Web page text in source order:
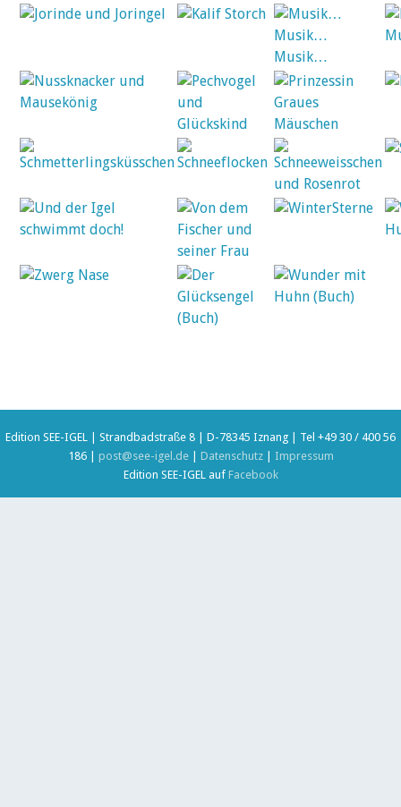
Edition SEE-IGEL | Strandbadstraße 8 | D-78345 Iznang | Tel +49 30 / 400 56
186 | post@see-igel.de| Datenschutz| Impressum
Edition SEE-IGEL auf Facebook